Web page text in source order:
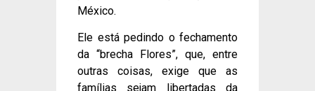
México.
Ele está pedindo o fechamento
da “brecha Flores”, que, entre
outras coisas, exige que as
famílias sejam libertadas da